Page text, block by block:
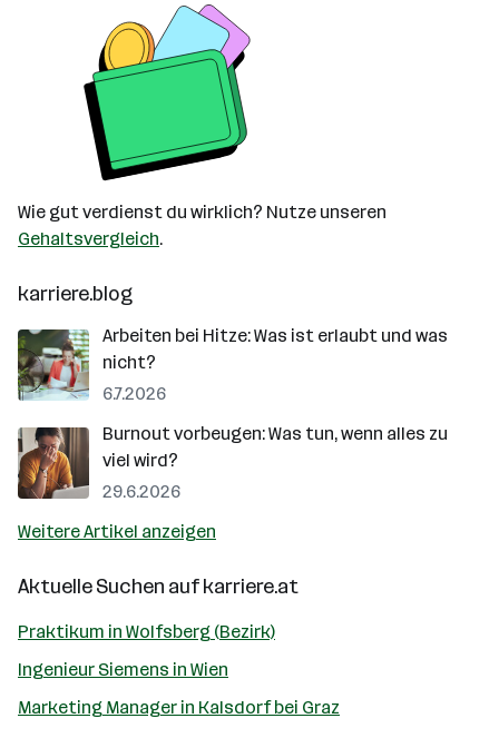
Wie gut verdienst du wirklich? Nutze unseren
Gehaltsvergleich.
karriere.blog
Arbeiten bei Hitze: Was ist erlaubt und was
nicht?
6.7.2026
Burnout vorbeugen: Was tun, wenn alles zu
viel wird?
29.6.2026
Weitere Artikel anzeigen
Aktuelle Suchen aufkarriere.at
Praktikum in Wolfsberg (Bezirk)
Ingenieur Siemens in Wien
Marketing Manager in Kalsdorf bei Graz